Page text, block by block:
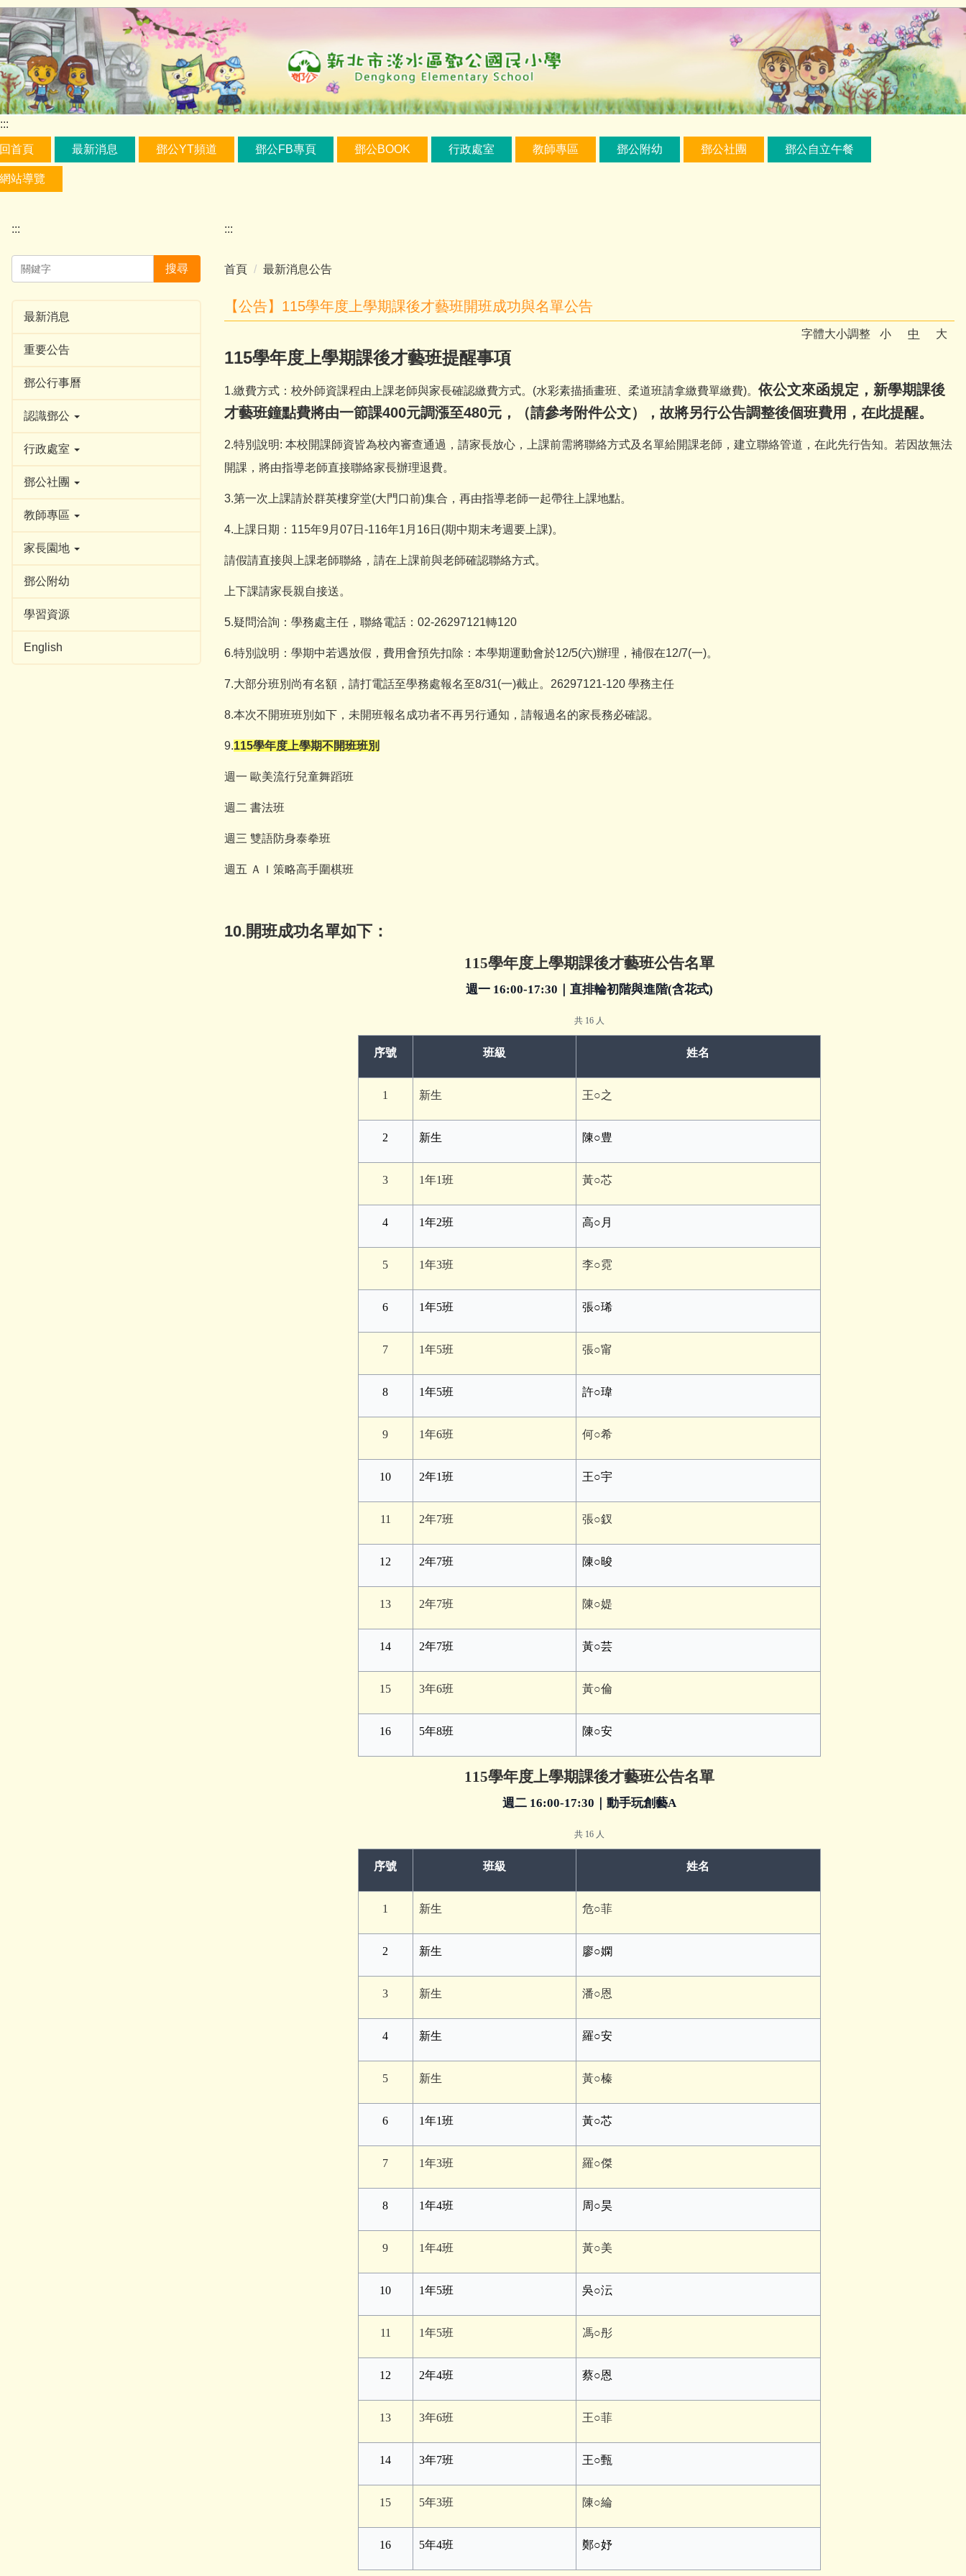
跳
到
主
要
內
容
區
:::
回首頁 最新消息 鄧公YT頻道 鄧公FB專頁 鄧公BOOK 行政處室 教師專區 鄧公附幼 鄧公社團 鄧公自立午餐
網站導覽
:::
搜尋
最新消息
重要公告
鄧公行事曆
認識鄧公
行政處室
鄧公社團
教師專區
家長園地
鄧公附幼
學習資源
English
:::
首頁 最新消息公告
【公告】115學年度上學期課後才藝班開班成功與名單公告
字體大小調整 小 中 大
115學年度上學期課後才藝班提醒事項
1.繳費方式：校外師資課程由上課老師與家長確認繳費方式。 (水彩素描插畫班、柔道班請拿繳費單繳費)。 依公文來函規定，新學期課後
才藝班鐘點費將由一節課400元調漲至480元，（請參考附件公文），故將另行公告調整後個班費用，在此提醒。
2.特別說明: 本校開課師資皆為校內審查通過，請家長放心，上課前需將聯絡方式及名單給開課老師，建立聯絡管道，在此先行告知。若因故無法
開課，將由指導老師直接聯絡家長辦理退費。
3.第一次上課請於群英樓穿堂(大門口前)集合，再由指導老師一起帶往上課地點。
4.上課日期： 115年9月 07 日 -116年1月 16日 (期中期末考週要上課)。
請假請直接與上課老師聯絡，請在上課前與老師確認聯絡方式。
上下課請家長親自接送。
5.疑問洽詢：學務處主任，聯絡電話： 02-26297121轉120
6.特別說明：學期中若遇放假，費用會預先扣除：本學期運動會於12/5(六)辦理，補假在12/7(一)。
7.大部分班別尚有名額，請打電話至學務處報名至8/31(一)截止。 26297121-120 學務主任
8.本次不開班班別如下，未開班報名成功者不再另行通知，請報過名的家長務必確認。
9.115學年度上學期不開班班別
週一 歐美流行兒童舞蹈班
週二 書法班
週三 雙語防身泰拳班
週五 ＡＩ策略高手圍棋班
10.開班成功名單如下：
115學年度上學期課後才藝班公告名單
週一 16:00-17:30｜直排輪初階與進階(含花式)
共 16 人
序號 班級 姓名
1 新生 王○之
2 新生 陳○豊
3 1年1班 黃○芯
4 1年2班 高○月
5 1年3班 李○霓
6 1年5班 張○琋
7 1年5班 張○甯
8 1年5班 許○瑋
9 1年6班 何○希
10 2年1班 王○宇
11 2年7班 張○釵
12 2年7班 陳○晙
13 2年7班 陳○媞
14 2年7班 黃○芸
15 3年6班 黃○倫
16 5年8班 陳○安
115學年度上學期課後才藝班公告名單
週二 16:00-17:30｜動手玩創藝A
共 16 人
序號 班級 姓名
1 新生 危○菲
2 新生 廖○嫻
3 新生 潘○恩
4 新生 羅○安
5 新生 黃○榛
6 1年1班 黃○芯
7 1年3班 羅○傑
8 1年4班 周○昊
9 1年4班 黃○美
10 1年5班 吳○沄
11 1年5班 馮○彤
12 2年4班 蔡○恩
13 3年6班 王○菲
14 3年7班 王○甄
15 5年3班 陳○綸
16 5年4班 鄭○妤